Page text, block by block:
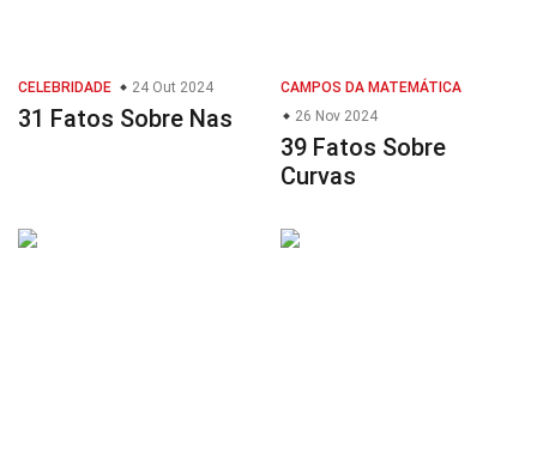
CELEBRIDADE 24 Out 2024
31 Fatos Sobre Nas
CAMPOS DA MATEMÁTICA
26 Nov 2024
39 Fatos Sobre
Curvas